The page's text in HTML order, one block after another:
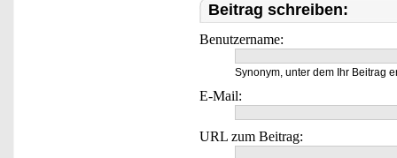
Beitrag schreiben:
Benutzername:
Synonym, unter dem Ihr Beitrag
E-Mail:
URL zum Beitrag: